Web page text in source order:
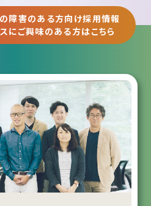
障害のある方向け採用情報
にご興味のある方はこちら